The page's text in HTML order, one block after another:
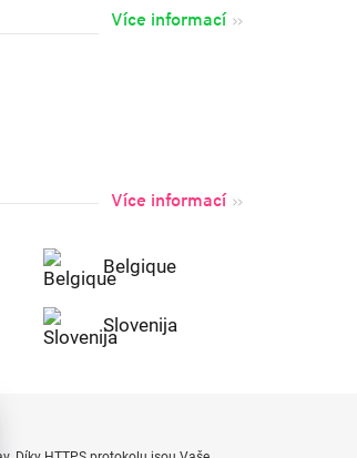
Více informací
Více informací
Belgique
Slovenija